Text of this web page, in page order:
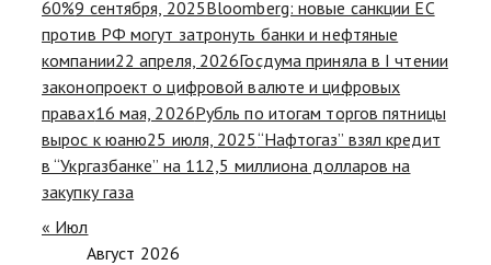
60%9 сентября, 2025Bloomberg: новые санкции ЕС
против РФ могут затронуть банки и нефтяные
компании22 апреля, 2026Госдума приняла в I чтении
законопроект о цифровой валюте и цифровых
правах16 мая, 2026Рубль по итогам торгов пятницы
вырос к юаню25 июля, 2025“Нафтогаз” взял кредит
в “Укргазбанке” на 112,5 миллиона долларов на
закупку газа
« Июл
Август 2026